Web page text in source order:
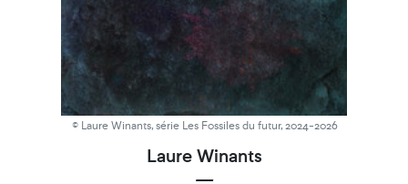
© Laure Winants, série Les Fossiles du futur, 2024-2026
Laure Winants
—